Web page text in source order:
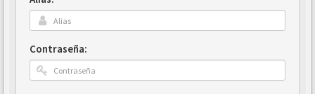
Contraseña: